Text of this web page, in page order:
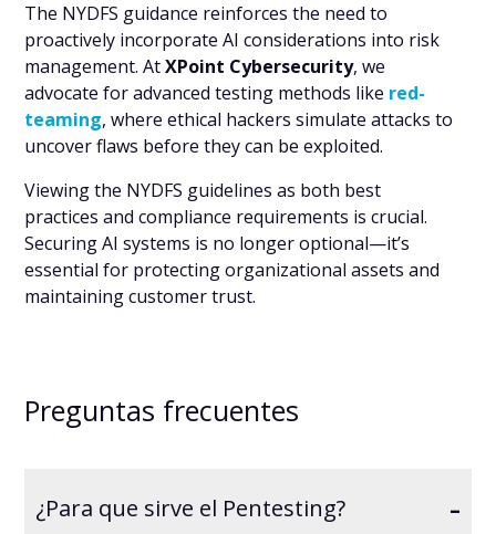
The NYDFS guidance reinforces the need to
proactively incorporate AI considerations into risk
management. AtXPoint Cybersecurity, we
advocate for advanced testing methods like red-
teaming, where ethical hackers simulate attacks to
uncover flaws before they can be exploited.
Viewing the NYDFS guidelines as both best
practices and compliance requirements is crucial.
Securing AI systems is no longer optional—it’s
essential for protecting organizational assets and
maintaining customer trust.
Preguntas frecuentes
¿Para que sirve el Pentesting? -